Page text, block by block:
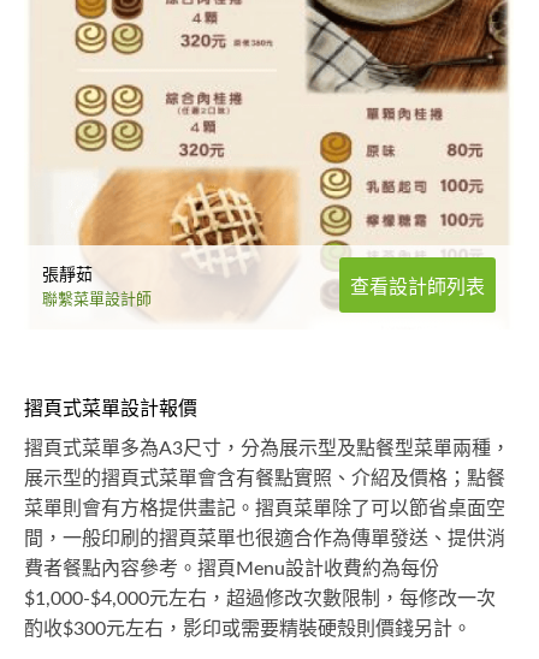
張靜茹
聯繫菜單設計師
查看設計師列表
摺頁式菜單設計報價
摺頁式菜單多為A3尺寸，分為展示型及點餐型菜單兩種，
展示型的摺頁式菜單會含有餐點實照、介紹及價格；點餐
菜單則會有方格提供畫記。摺頁菜單除了可以節省桌面空
間，一般印刷的摺頁菜單也很適合作為傳單發送、提供消
費者餐點內容參考。摺頁Menu設計收費約為每份
$1,000-$4,000元左右，超過修改次數限制，每修改一次
酌收$300元左右，影印或需要精裝硬殼則價錢另計。